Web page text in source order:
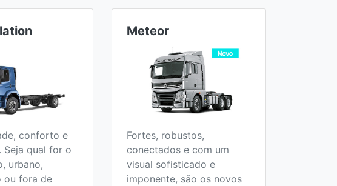
conforto e
Seja qual for o
urbano,
ou fora de
Meteor
Fortes, robustos,
conectados e com um
visual sofisticado e
imponente, são os novos